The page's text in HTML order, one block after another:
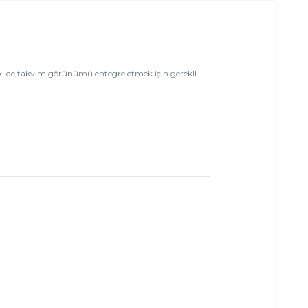
takvim görünümü entegre etmek için gerekli